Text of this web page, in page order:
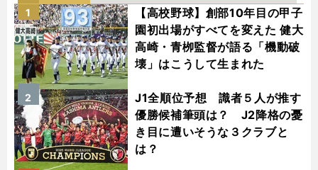
【高校野球】創部10年目の甲子
園初出場がすべてを変えた 健大
高崎・青栁監督が語る「機動破
壊」はこうして生まれた
1
J1全順位予想 識者５人が推す
優勝候補筆頭は？ J2降格の憂
き目に遭いそうな３クラブと
は？
2